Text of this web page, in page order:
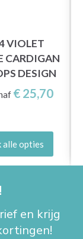
VIOLET
CARDIGAN
DESIGN
€ 25,70
alle opties
en krijg